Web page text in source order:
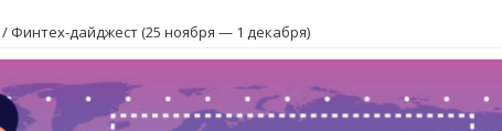
/ Финтех-дайджест (25 ноября — 1 декабря)